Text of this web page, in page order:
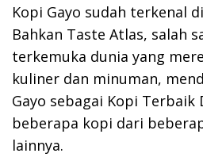
Kopi Gayo sudah terkenal
Bahkan Taste Atlas, salah
terkemuka dunia yang
kuliner dan minuman,
Gayo sebagai Kopi Terbaik
beberapa kopi dari
lainnya.